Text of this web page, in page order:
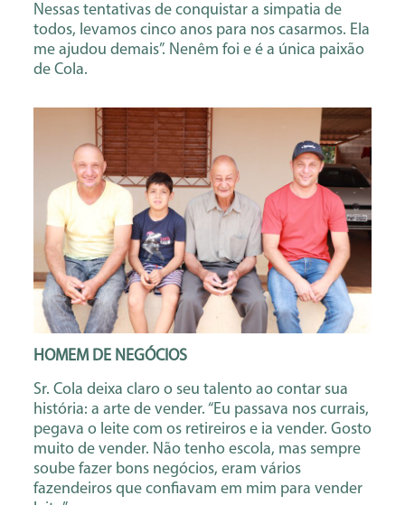
Nessas tentativas de conquistar a simpatia de
todos, levamos cinco anos para nos casarmos. Ela
me ajudou demais”. Nenêm foi e é a única paixão
de Cola.
HOMEM DE NEGÓCIOS
Sr. Cola deixa claro o seu talento ao contar sua
história: a arte de vender. “Eu passava nos currais,
pegava o leite com os retireiros e ia vender. Gosto
muito de vender. Não tenho escola, mas sempre
soube fazer bons negócios, eram vários
fazendeiros que confiavam em mim para vender